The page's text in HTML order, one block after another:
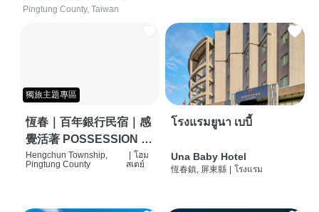
Pingtung County, Taiwan
獨旅主題專區
恆春｜百年銀行民宿｜感
覺活著 POSSESSION |
背包客棧 | 恆春必住特色
Hengchun Township,
Pingtung County
โฮม
สเตย์
โรงแรมยูนา เบบี้
Una Baby Hotel
恆春鎮, 屏東縣 โรงแรม